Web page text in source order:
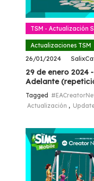
TSM - Actualización
Actualizaciones TSM
26/01/2024
29 de enero 2024
Adelante
Tagged
Actualización ,